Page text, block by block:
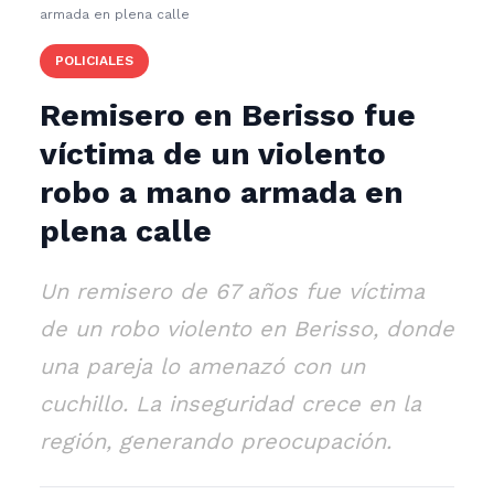
armada en plena calle
POLICIALES
Remisero en Berisso fue
víctima de un violento
robo a mano armada en
plena calle
Un remisero de 67 años fue víctima
de un robo violento en Berisso, donde
una pareja lo amenazó con un
cuchillo. La inseguridad crece en la
región, generando preocupación.